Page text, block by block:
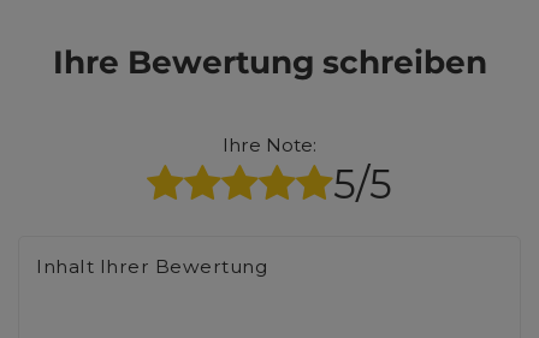
Ihre Bewertung schreiben
Ihre Note:
5/5
Inhalt Ihrer Bewertung